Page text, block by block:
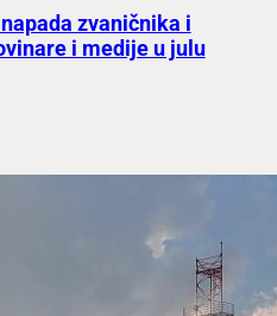
zvaničnika i
i medije u julu